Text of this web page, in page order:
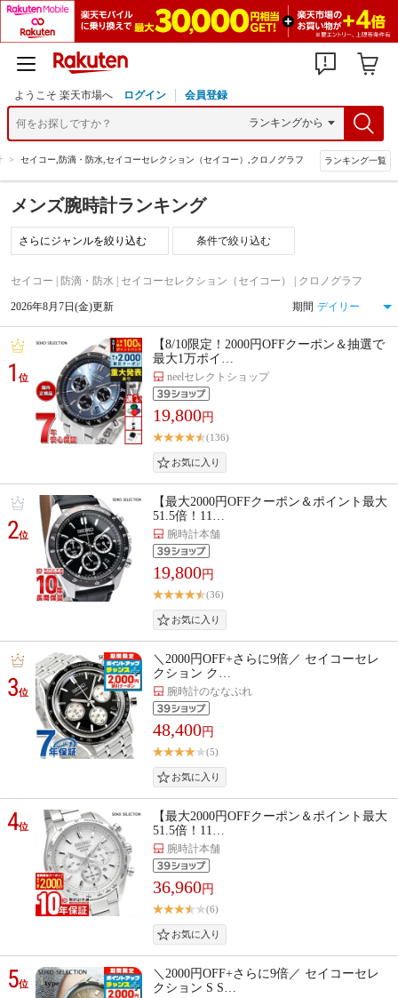
ようこそ 楽天市場へ ログイン 会員登録
> セイコー,防滴・防水,セイコーセレクション（セイコー）,クロノグラフ ランキング一覧
メンズ腕時計ランキング
条件で絞り込む
セイコー | 防滴・防水 | セイコーセレクション（セイコー） | クロノグラフ
2026年8月7日(金)更新 期間
1位
【8/10限定！2000円OFFクーポン＆抽選で
最大1万ポイ…
neelセレクトショップ
19,800円
(136)
2位
【最大2000円OFFクーポン＆ポイント最大
51.5倍！11…
腕時計本舗
19,800円
(36)
3位
＼2000円OFF+さらに9倍／ セイコーセレ
クション ク…
腕時計のななぷれ
48,400円
(5)
4位
【最大2000円OFFクーポン＆ポイント最大
51.5倍！11…
腕時計本舗
36,960円
(6)
5位
＼2000円OFF+さらに9倍／ セイコーセレ
クション S S…